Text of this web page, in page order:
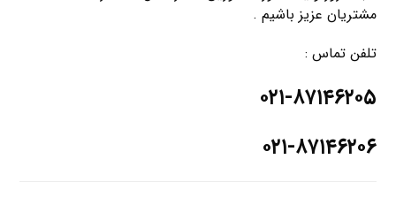
مشتریان عزیز باشیم .
تلفن تماس :
۰۲۱-۸۷۱۴۶۲۰۵
۰۲۱-۸۷۱۴۶۲۰۶